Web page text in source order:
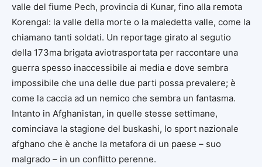
valle del fiume Pech, provincia di Kunar, fino alla remota
Korengal: la valle della morte o la maledetta valle, come la
chiamano tanti soldati. Un reportage girato al segutio
della 173ma brigata aviotrasportata per raccontare una
guerra spesso inaccessibile ai media e dove sembra
impossibile che una delle due parti possa prevalere; è
come la caccia ad un nemico che sembra un fantasma.
Intanto in Afghanistan, in quelle stesse settimane,
cominciava la stagione del buskashi, lo sport nazionale
afghano che è anche la metafora di un paese – suo
malgrado – in un conflitto perenne.